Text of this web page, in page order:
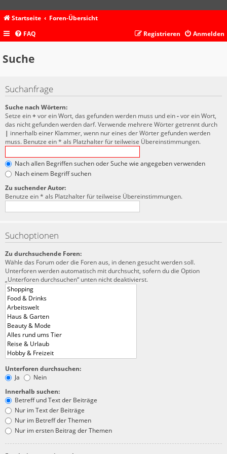
Startseite
Foren-Übersicht
FAQ
Anmelden
Registrieren
Suche
Suchanfrage
Suche nach Wörtern:
Setze ein+vor ein Wort, das gefunden werden muss und ein-vor ein Wort,
das nicht gefunden werden darf. Verwende mehrere Wörter getrennt durch
| innerhalb einer Klammer, wenn nur eines der Wörter gefunden werden
muss. Benutze ein * als Platzhalter für teilweise Übereinstimmungen.
Nach allen Begriffen suchen oder Suche wie angegeben verwenden
Nach einem Begriff suchen
Zu suchender Autor:
Benutze ein * als Platzhalter für teilweise Übereinstimmungen.
Suchoptionen
Zu durchsuchende Foren:
Wähle das Forum oder die Foren aus, in denen gesucht werden soll.
Unterforen werden automatisch mit durchsucht, sofern du die Option
„Unterforen durchsuchen“ unten nicht deaktivierst.
Unterforen durchsuchen:
Ja
Nein
Innerhalb suchen:
Betreff und Text der Beiträge
Nur im Text der Beiträge
Nur im Betreff der Themen
Nur im ersten Beitrag der Themen